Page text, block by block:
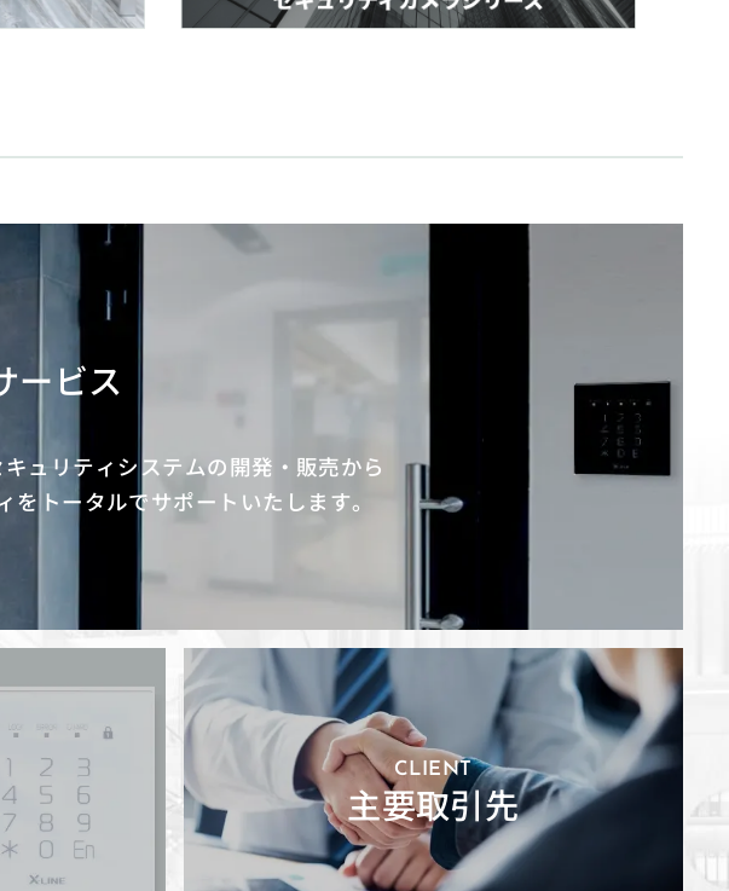
ービス
ュリティシステムの開発・販売から
トータルでサポートいたします。
CLIENT
主要取引先